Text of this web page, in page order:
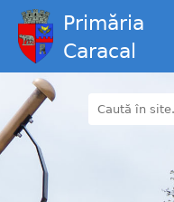
Primăria
Caracal